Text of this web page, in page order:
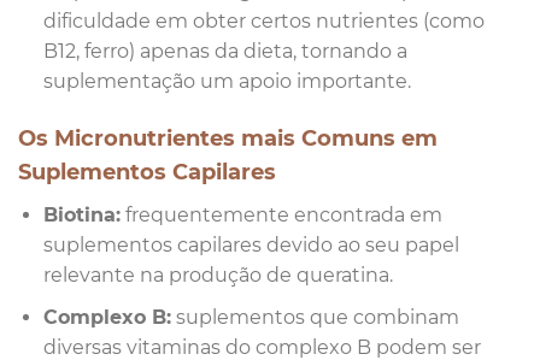
dificuldade em obter certos nutrientes (como
B12, ferro) apenas da dieta, tornando a
suplementação um apoio importante.
Os Micronutrientes mais Comuns em
Suplementos Capilares
Biotina:frequentemente encontrada em
suplementos capilares devido ao seu papel
relevante na produção de queratina.
Complexo B:suplementos que combinam
diversas vitaminas do complexo B podem ser